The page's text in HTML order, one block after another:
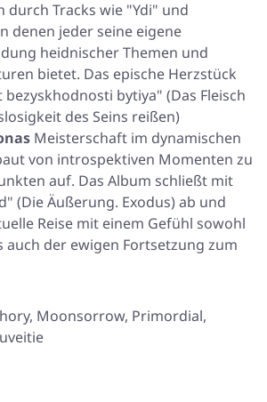
durch Tracks wie "Ydi" und
denen jeder seine eigene
heidnischer Themen und
bietet. Das epische Herzstück
bezyskhodnosti bytiya" (Das Fleisch
des Seins reißen)
Meisterschaft im dynamischen
von introspektiven Momenten zu
auf. Das Album schließt mit
(Die Äußerung. Exodus) ab und
Reise mit einem Gefühl sowohl
auch der ewigen Fortsetzung zum
Moonsorrow, Primordial,